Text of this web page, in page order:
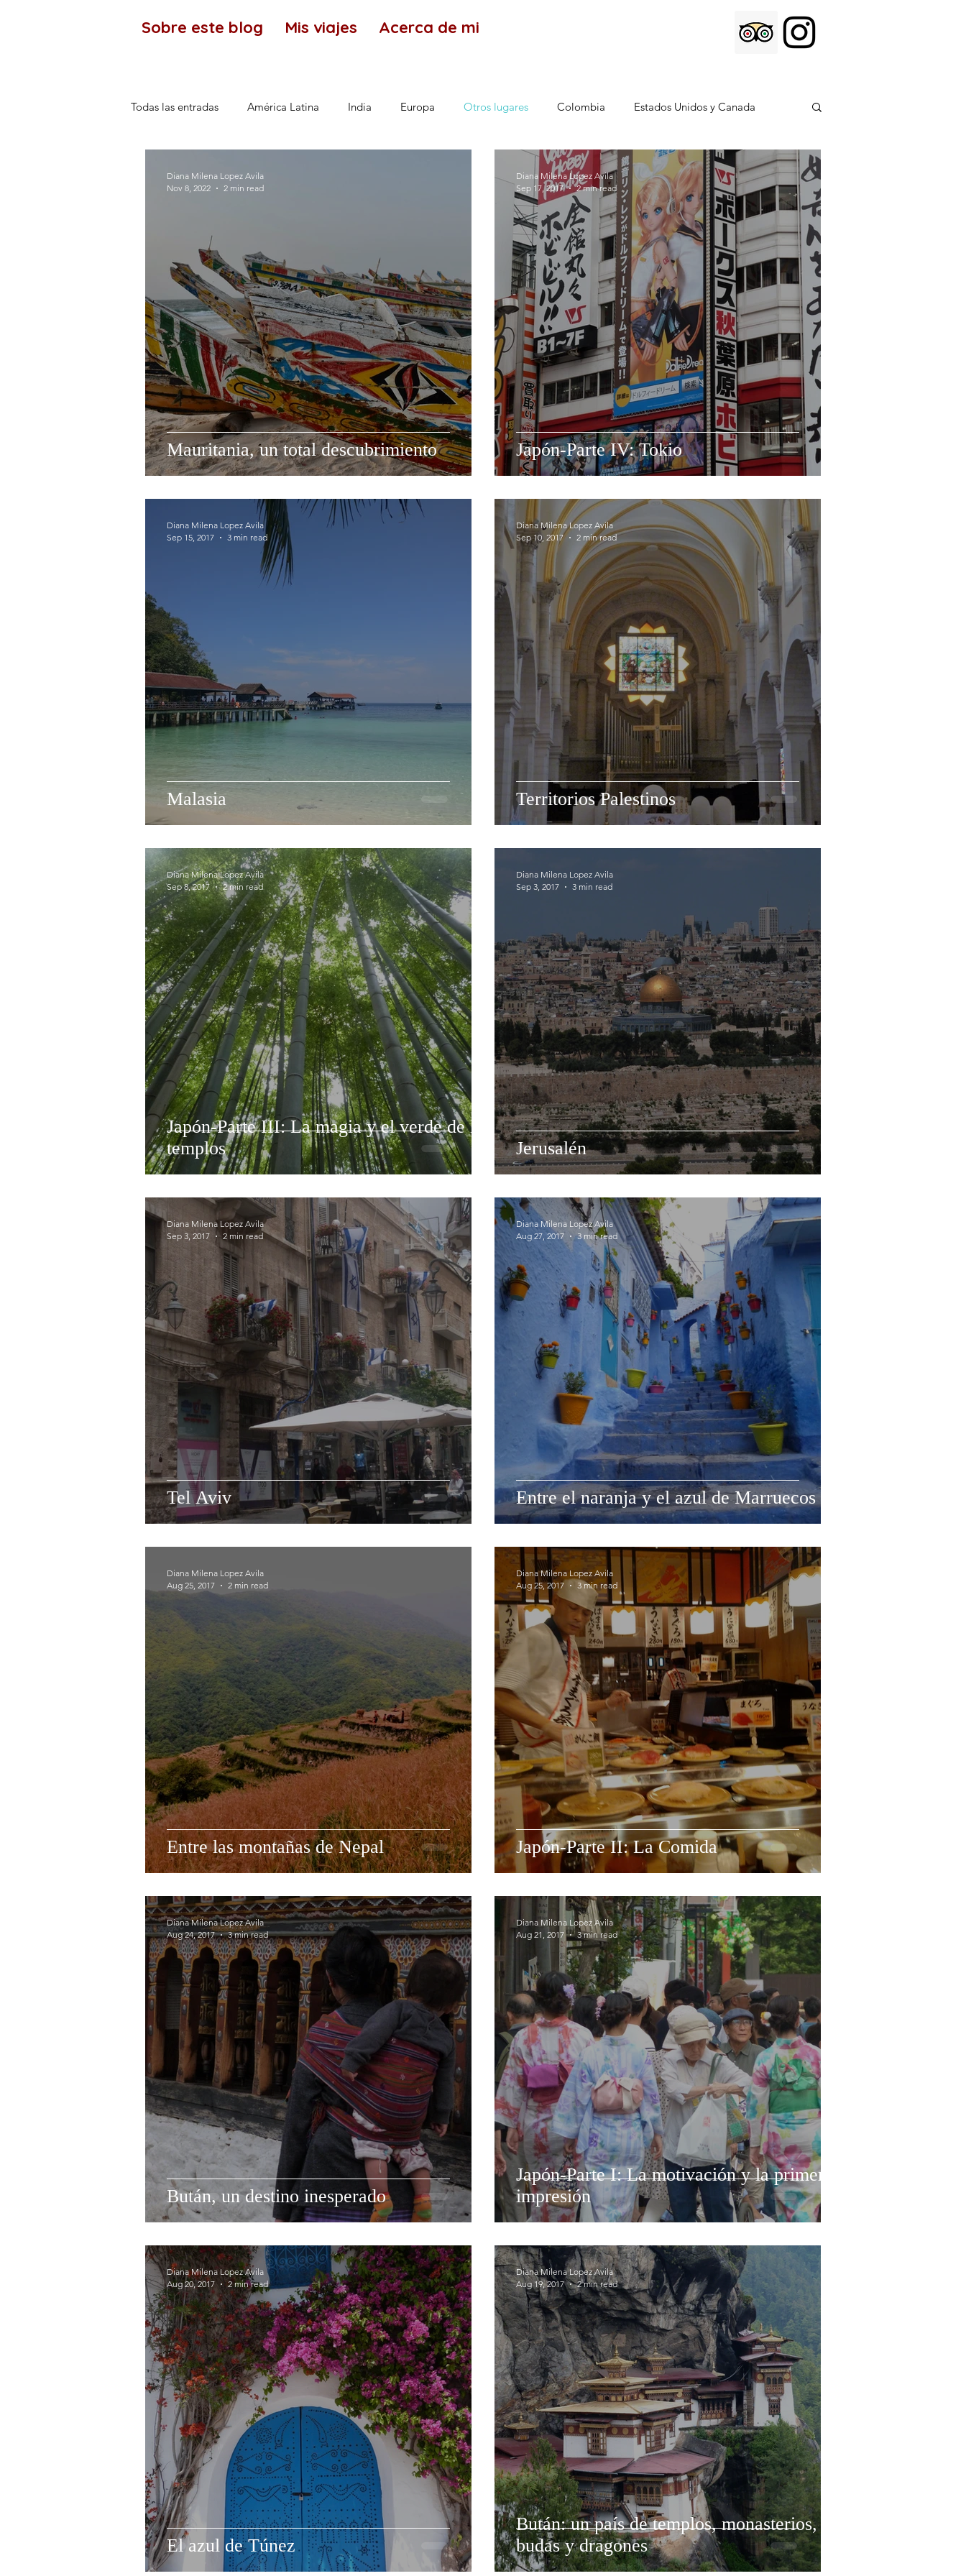
Sobre este blog Mis viajes Acerca de mi
Todas las entradas América Latina India Europa Otros lugares Colombia Estados Unidos y Canada
Mauritania, un total descubrimiento
Diana Milena Lopez Avila
Nov 8, 2022
2 min read
Japón-Parte IV: Tokio
Diana Milena Lopez Avila
Sep 17, 2017
2 min read
Malasia
Diana Milena Lopez Avila
Sep 15, 2017
3 min read
Territorios Palestinos
Diana Milena Lopez Avila
Sep 10, 2017
2 min read
Japón-Parte III: La magia y el verde de los
templos
Diana Milena Lopez Avila
Sep 8, 2017
2 min read
Jerusalén
Diana Milena Lopez Avila
Sep 3, 2017
3 min read
Tel Aviv
Diana Milena Lopez Avila
Sep 3, 2017
2 min read
Entre el naranja y el azul de Marruecos
Diana Milena Lopez Avila
Aug 27, 2017
3 min read
Entre las montañas de Nepal
Diana Milena Lopez Avila
Aug 25, 2017
2 min read
Japón-Parte II: La Comida
Diana Milena Lopez Avila
Aug 25, 2017
3 min read
Bután, un destino inesperado
Diana Milena Lopez Avila
Aug 24, 2017
3 min read
Japón-Parte I: La motivación y la primera
impresión
Diana Milena Lopez Avila
Aug 21, 2017
3 min read
El azul de Túnez
Diana Milena Lopez Avila
Aug 20, 2017
2 min read
Bután: un país de templos, monasterios,
budas y dragones
Diana Milena Lopez Avila
Aug 19, 2017
2 min read